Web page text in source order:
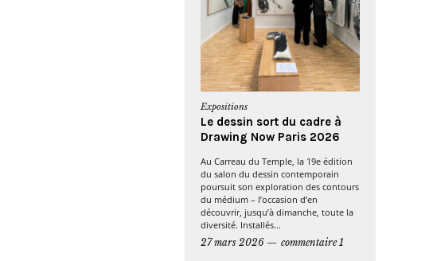
Expositions
Le dessin sort du cadre à
Drawing Now Paris 2026
Au Carreau du Temple, la 19e édition
du salon du dessin contemporain
poursuit son exploration des contours
du médium – l’occasion d’en
découvrir, jusqu’à dimanche, toute la
diversité. Installés...
27 mars 2026
commentaire 1